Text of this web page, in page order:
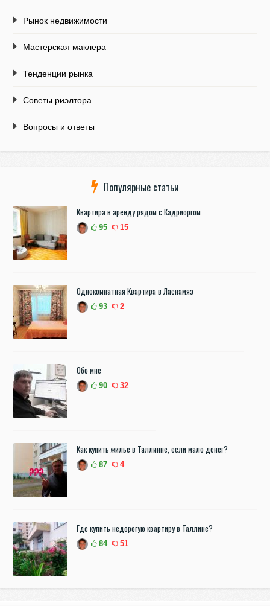
Рынок недвижимости
Мастерская маклера
Тенденции рынка
Советы риэлтора
Вопросы и ответы
Популярные статьи
Квартира в аренду рядом с Кадриоргом
95 15
Однокомнатная Квартира в Ласнамяэ
93 2
Обо мне
90 32
Как купить жилье в Таллинне, если мало денег?
87 4
Где купить недорогую квартиру в Таллине?
84 51